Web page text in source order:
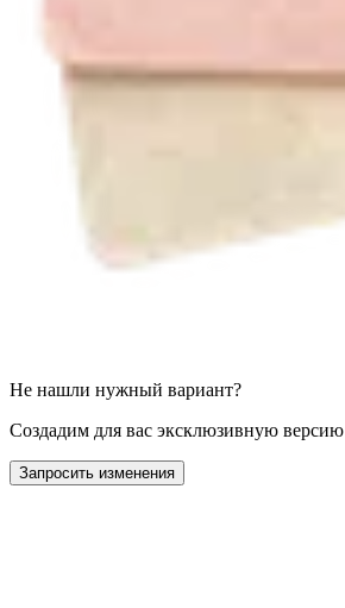
Не нашли нужный вариант?
Создадим для вас эксклюзивную версию
Запросить изменения